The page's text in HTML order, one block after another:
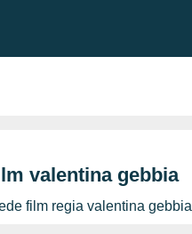
valentina gebbia
film regia valentina gebbia